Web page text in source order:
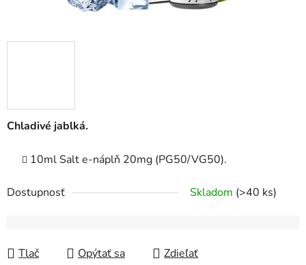
Chladivé jablká.
10ml Salt e-náplň 20mg (PG50/VG50).
Dostupnosť Skladom (>40 ks)
Tlač Opýtať sa Zdieľať